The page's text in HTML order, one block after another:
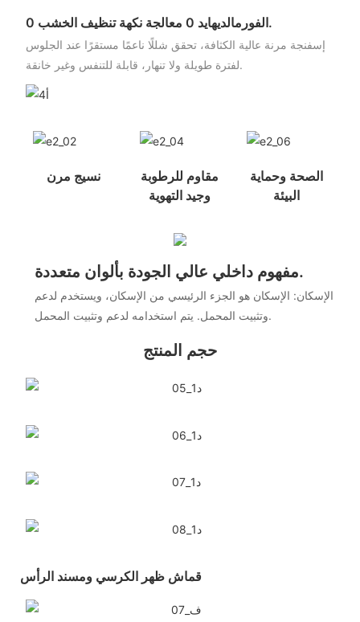
0 الفورمالديهايد 0 معالجة نكهة تنظيف الخشب.
إسفنجة مرنة عالية الكثافة، تحقق شللًا ناعمًا مستقرًا عند الجلوس
لفترة طويلة ولا تنهار، قابلة للتنفس وغير خانقة.
نسيج مرن
مقاوم للرطوبة
وجيد التهوية
الصحة وحماية
البيئة
مفهوم داخلي عالي الجودة بألوان متعددة.
الإسكان: الإسكان هو الجزء الرئيسي من الإسكان، ويستخدم لدعم
وتثبيت المحمل. يتم استخدامه لدعم وتثبيت المحمل.
حجم المنتج
قماش ظهر الكرسي ومسند الرأس